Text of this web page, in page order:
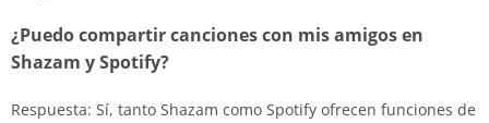
¿Puedo compartir canciones con mis amigos en
Shazam y Spotify?
Respuesta: Sí, tanto Shazam como Spotify ofrecen funciones de